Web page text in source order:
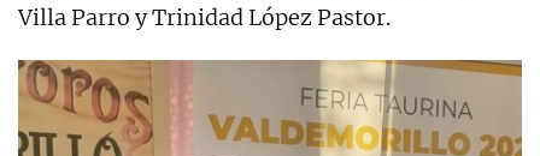
Villa Parro y Trinidad López Pastor.